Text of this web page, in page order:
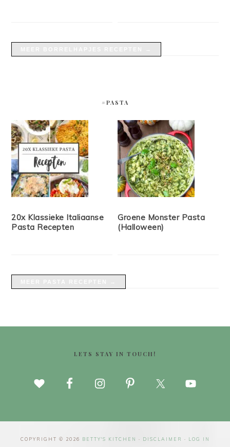
#PASTA
20x Klassieke Italiaanse
Pasta Recepten
Groene Monster Pasta
(Halloween)
LETS STAY IN TOUCH!
COPYRIGHT © 2026 BETTY'S KITCHEN · DISCLAIMER · LOG IN